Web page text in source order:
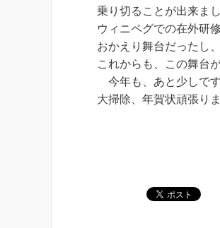
乗り切ることが出来まし
ウィニペグでの在外研
おかえり舞台だったし
これからも、この舞台
今年も、あと少しです
大掃除、年賀状頑張り